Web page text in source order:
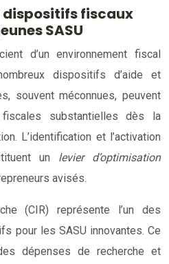
dispositifs fiscaux
SASU
d’un environnement fiscal
dispositifs d’aide et
souvent méconnues, peuvent
substantielles dès la
L’identification et l’activation
un levier d’optimisation
avisés.
(CIR) représente l’un des
pour les SASU innovantes. Ce
dépenses de recherche et